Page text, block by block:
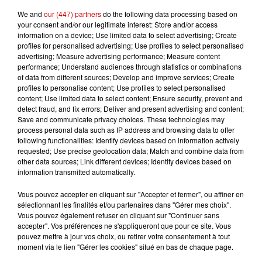
17h06
Pape Léon XIV en France : quel
est son programme ?
15h54
Limoges : un bébé d'un mois
blessé dans un incendie, un
appartement...
15h02
Éclipse solaire : découvrez les
meilleurs spots d'observation
du...
We and our (447) partnersdo the following data processing based on
your consent and/or our legitimate interest: Store and/or access
information on a device; Use limited data to select advertising; Create
profiles for personalised advertising; Use profiles to select personalised
advertising; Measure advertising performance; Measure content
performance; Understand audiences through statistics or combinations
of data from different sources; Develop and improve services; Create
profiles to personalise content; Use profiles to select personalised
content; Use limited data to select content; Ensure security, prevent and
detect fraud, and fix errors; Deliver and present advertising and content;
Save and communicate privacy choices. These technologies may
process personal data such as IP address and browsing data to offer
following functionalities: Identify devices based on information actively
requested; Use precise geolocation data; Match and combine data from
other data sources; Link different devices; Identify devices based on
information transmitted automatically.
Vous pouvez accepter en cliquant sur "Accepter et fermer", ou affiner en
sélectionnant les finalités et/ou partenaires dans "Gérer mes choix".
Vous pouvez également refuser en cliquant sur "Continuer sans
accepter". Vos préférences ne s'appliqueront que pour ce site. Vous
pouvez mettre à jour vos choix, ou retirer votre consentement à tout
moment via le lien "Gérer les cookies" situé en bas de chaque page.